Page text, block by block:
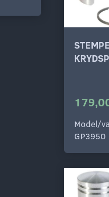
Model/
GP3950